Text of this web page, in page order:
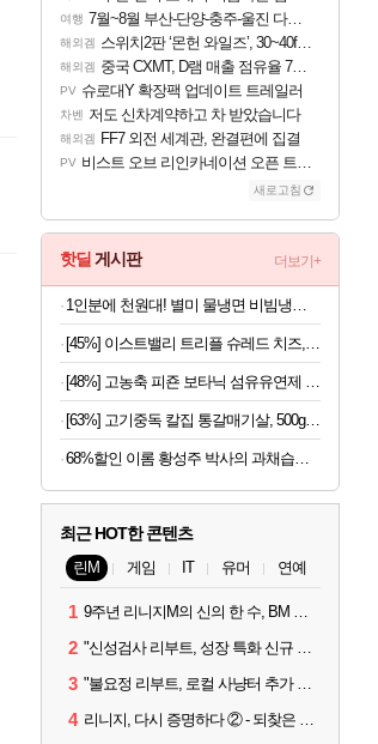
여행 7월~8월 부산-단양-충주-울진 다녀왔어요~
해외겜 스위치2판 ‘몬헌 와일즈’, 30~40fps 목표 추정
해외겜 중국 CXMT, D램 매출 점유율 7%…글로벌 4위로 부상
PV 슈로대Y 확장팩 업데이트 트레일러
차벤 저도 신차계약하고 차 받았습니다
해외겜 FF7 외전 세계관, 완결편에 집결
PV 비스트 오브 리인카네이션 오픈 트레일러
새로고침
핫딜 게시판 더보기+
[63%] 고기중독 칼집 통갈매기살, 500g, 2팩
68%할인 이롬 황성주 박사의 과채습관 퍼플, 190ml, 16개
최근 HOT한 콘텐츠
린M 게임 IT 유머 연예
1 9주년 리니지M의 신의 한 수, BM 장비 아데나 판매 예고
2 "신성검사 리부트, 성장 특화 신규 서버" 리니지M 3월 업데이트 예고
3 "불요정 리부트, 로컬 사냥터 추가 예정" 리니지M 9주년 업데이트 예고
4 리니지, 다시 증명하다 ② - 되찾은 모바일 왕좌